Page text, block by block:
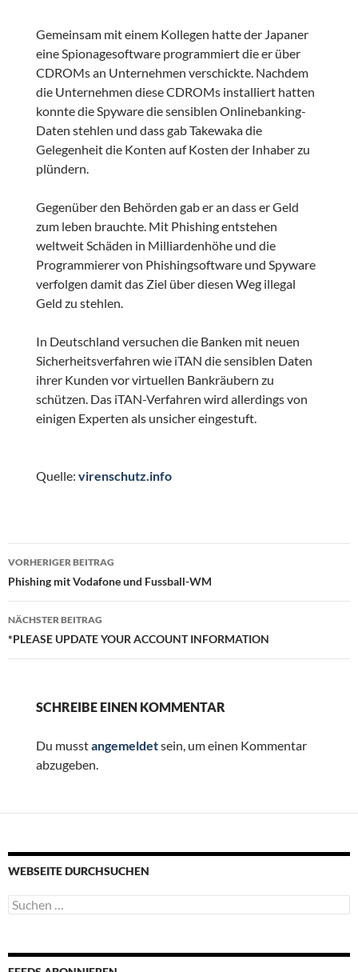
Gemeinsam mit einem Kollegen hatte der Japaner
eine Spionagesoftware programmiert die er über
CDROMs an Unternehmen verschickte. Nachdem
die Unternehmen diese CDROMs installiert hatten
konnte die Spyware die sensiblen Onlinebanking-
Daten stehlen und dass gab Takewaka die
Gelegenheit die Konten auf Kosten der Inhaber zu
plündern.
Gegenüber den Behörden gab er an dass er Geld
zum leben brauchte. Mit Phishing entstehen
weltweit Schäden in Milliardenhöhe und die
Programmierer von Phishingsoftware und Spyware
verfolgen damit das Ziel über diesen Weg illegal
Geld zu stehlen.
In Deutschland versuchen die Banken mit neuen
Sicherheitsverfahren wie iTAN die sensiblen Daten
ihrer Kunden vor virtuellen Bankräubern zu
schützen. Das iTAN-Verfahren wird allerdings von
einigen Experten als unsicher eingestuft.
Quelle: virenschutz.info
Beitragsnavigation
VORHERIGER BEITRAG
Phishing mit Vodafone und Fussball-WM
NÄCHSTER BEITRAG
*PLEASE UPDATE YOUR ACCOUNT INFORMATION
SCHREIBE EINEN KOMMENTAR
Du musstangemeldetsein, um einen Kommentar
abzugeben.
WEBSEITE DURCHSUCHEN
Suchen
nach: